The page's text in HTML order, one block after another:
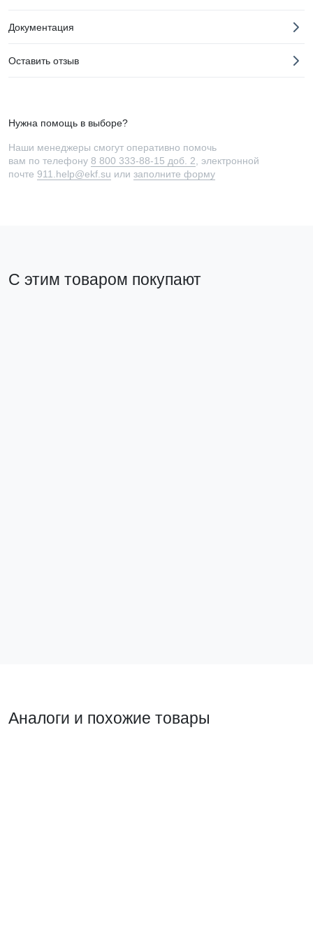
Документация
Оставить отзыв
Нужна помощь в выборе?
Наши менеджеры смогут оперативно помочь
вам по телефону 8 800 333-88-15 доб. 2 , электронной
почте 911.help@ekf.su или заполните форму
С этим товаром покупают
Аналоги и похожие товары